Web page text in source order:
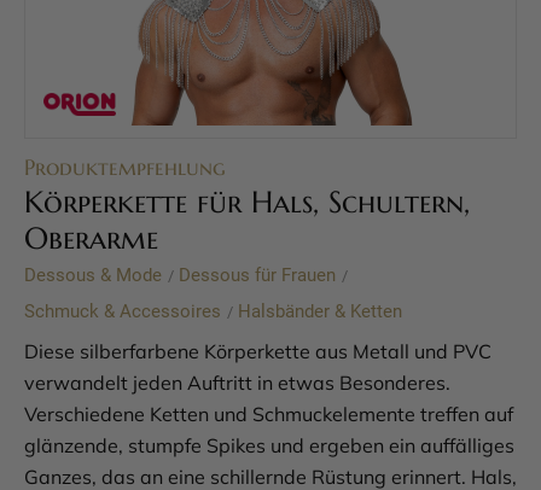
Produktempfehlung
Körperkette für Hals, Schultern,
Oberarme
Dessous & Mode / Dessous für Frauen /
Schmuck & Accessoires / Halsbänder & Ketten
Diese silberfarbene Körperkette aus Metall und PVC
verwandelt jeden Auftritt in etwas Besonderes.
Verschiedene Ketten und Schmuckelemente treffen auf
glänzende, stumpfe Spikes und ergeben ein auffälliges
Ganzes, das an eine schillernde Rüstung erinnert. Hals,